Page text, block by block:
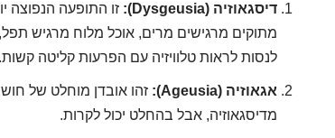
דיסגאוזיה (Dysgeusia): זו התופעה הנפוצה
מתוקים מרגישים מרים, אוכל מלוח מרגיש
לנסות לראות טלוויזיה עם הפרעות קליטה קשות.
אגאוזיה (Ageusia):
זהו אובדן מוחלט של
מדיסגאוזיה, אבל בהחלט יכול לקרות.